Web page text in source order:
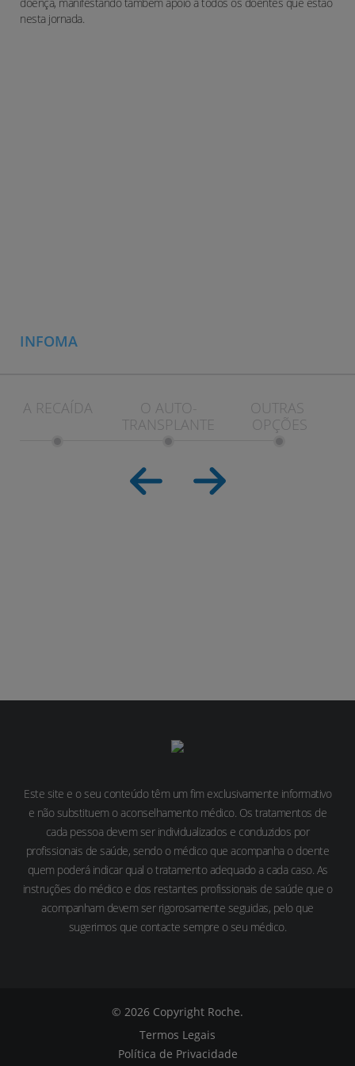
nesta jornada.
LINFOMA
A RECAÍDA
O AUTO-
TRANSPLANTE
OUTRAS
OPÇÕES
Este site e o seu conteúdo têm um fim exclusivamente informativo
e não substituem o aconselhamento médico. Os tratamentos de
cada pessoa devem ser individualizados e conduzidos por
profissionais de saúde, sendo o médico que acompanha o doente
quem poderá indicar qual o tratamento adequado a cada caso. As
instruções do médico e dos restantes profissionais de saúde que o
acompanham devem ser rigorosamente seguidas, pelo que
sugerimos que contacte sempre o seu médico.
© 2026 Copyright Roche.
Termos Legais
Política de Privacidade